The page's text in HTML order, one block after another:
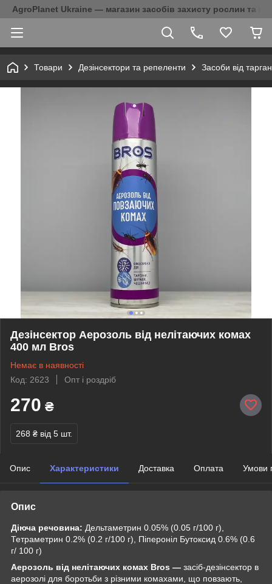
AgroPlanet Ukraine — магазин засобів захисту рослин та
Товари Дезінсектори та репеленти Засоби від
Дезінсектор Аерозоль від нелітаючих комах
400 мл Bros
Немає в наявності
Код: 2623
Опт і роздріб
270 ₴
268 ₴ від 5 шт.
Опис Характеристики Доставка Оплата Умови
Опис
Діюча речовина: Дельтаметрин 0.05% (0.05 г/100 г),
Тетраметрин 0.2% (0.2 г/100 г), Піпероніл Бутоксид 0.6% (0.6
г/ 100 г)
Аерозоль від нелітаючих комах Bros — засіб-дезінсектор в
аерозолі для боротьби з різними комахами, що повзають,